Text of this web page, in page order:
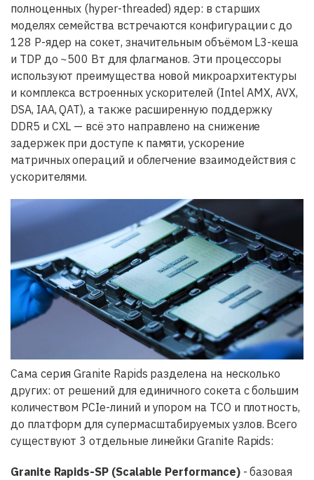
полноценных (hyper-threaded) ядeр: в старших
моделях семейства встречаются конфигурации с до
128 P-ядер на сокет, значительным объёмом L3-кеша
и TDP до ~500 Вт для флагманов. Эти процессоры
используют преимущества новой микроархитектуры
и комплекса встроенных ускорителей (Intel AMX, AVX,
DSA, IAA, QAT), а также расширенную поддержку
DDR5 и CXL — всё это направлено на снижение
задержек при доступе к памяти, ускорение
матричных операций и облегчение взаимодействия с
ускорителями.
Сама серия Granite Rapids разделена на несколько
других: от решений для единичного сокета с большим
количеством PCIe-линий и упором на TCO и плотность,
до платформ для супермасштабируемых узлов. Всего
существуют 3 отдельные линейки Granite Rapids:
Granite Rapids-SP (Scalable Performance)- базовая